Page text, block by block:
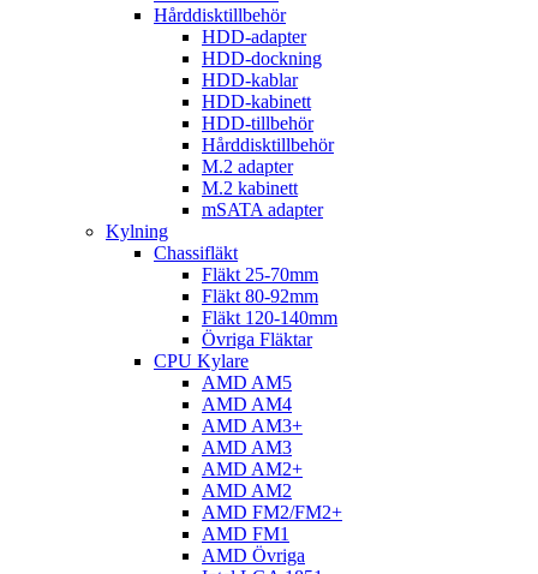
Hårddisktillbehör
HDD-adapter
HDD-dockning
HDD-kablar
HDD-kabinett
HDD-tillbehör
Hårddisktillbehör
M.2 adapter
M.2 kabinett
mSATA adapter
Kylning
Chassifläkt
Fläkt 25-70mm
Fläkt 80-92mm
Fläkt 120-140mm
Övriga Fläktar
CPU Kylare
AMD AM5
AMD AM4
AMD AM3+
AMD AM3
AMD AM2+
AMD AM2
AMD FM2/FM2+
AMD FM1
AMD Övriga